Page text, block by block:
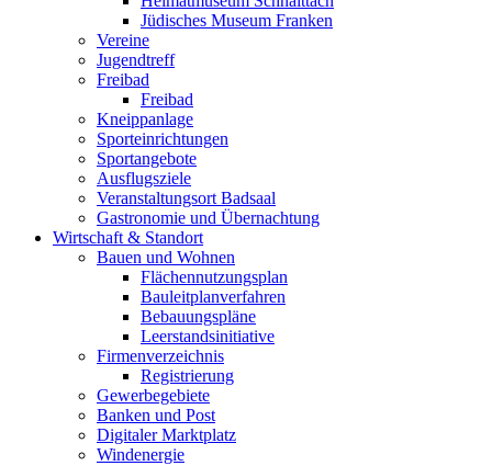
Jüdisches Museum Franken
Vereine
Jugendtreff
Freibad
Freibad
Kneippanlage
Sporteinrichtungen
Sportangebote
Ausflugsziele
Veranstaltungsort Badsaal
Gastronomie und Übernachtung
Wirtschaft & Standort
Bauen und Wohnen
Flächennutzungsplan
Bauleitplanverfahren
Bebauungspläne
Leerstandsinitiative
Firmenverzeichnis
Registrierung
Gewerbegebiete
Banken und Post
Digitaler Marktplatz
Windenergie